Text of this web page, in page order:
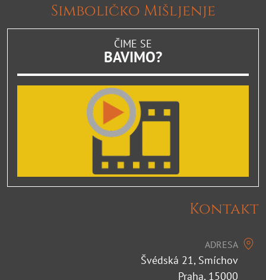
Simboličko Mišljenje
ČIME SE
BAVIMO?
Kontakt
ADRESA
Švédská 21, Smíchov
Praha, 15000